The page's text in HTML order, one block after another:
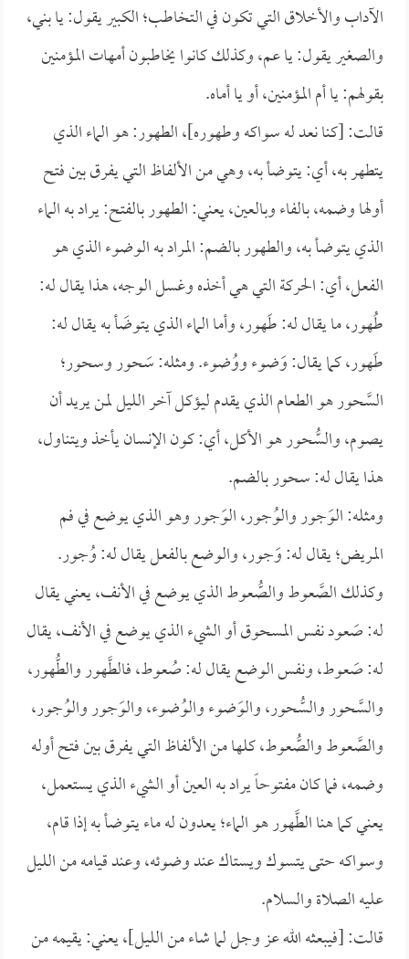
الآداب والأخلاق التي تكون في التخاطب؛ الكبير يقول: يا بني،
والصغير يقول: يا عم، وكذلك كانوا يخاطبون أمهات المؤمنين
بقولهم: يا أم المؤمنين، أو يا أماه.
قالت: [كنا نعد له سواكه وطهوره]، الطهور: هو الماء الذي
يتطهر به، أي: يتوضأ به، وهي من الألفاظ التي يفرق بين فتح
أولها وضمه، بالفاء وبالعين، يعني: الطهور بالفتح: يراد به الماء
الذي يتوضأ به، والطهور بالضم: المراد به الوضوء الذي هو
الفعل، أي: الحركة التي هي أخذه وغسل الوجه، هذا يقال له:
طُهور، ما يقال له: طَهور، وأما الماء الذي يتوضَأ به يقال له:
طَهور، كما يقال: وَضوء ووُضوء. ومثله: سَحور وسحور؛
السَّحور هو الطعام الذي يقدم ليؤكل آخر الليل لمن يريد أن
يصوم، والسُّحور هو الأكل، أي: كون الإنسان يأخذ ويتناول،
هذا يقال له: سحور بالضم.
ومثله: الوَجور والوُجور، الوَجور وهو الذي يوضع في فم
المريض؛ يقال له: وَجور، والوضع بالفعل يقال له: وُجور.
وكذلك الصَّعوط والصُّعوط الذي يوضع في الأنف، يعني يقال
له: صَعود نفس المسحوق أو الشيء الذي يوضع في الأنف، يقال
له: صَعوط، ونفس الوضع يقال له: صُعوط، فالطَّهور والطُّهور،
والسَّحور والسُّحور، والوَضوء والوُضوء، والوَجور والوُجور،
والصَّعوط والصُّعوط، كلها من الألفاظ التي يفرق بين فتح أوله
وضمه، فما كان مفتوحاً يراد به العين أو الشيء الذي يستعمل،
يعني كما هنا الطَّهور هو الماء؛ يعدون له ماء يتوضأ به إذا قام،
وسواكه حتى يتسوك ويستاك عند وضوئه، وعند قيامه من الليل
عليه الصلاة والسلام.
قالت: [فيبعثه الله عز وجل لما شاء من الليل]، يعني: يقيمه من